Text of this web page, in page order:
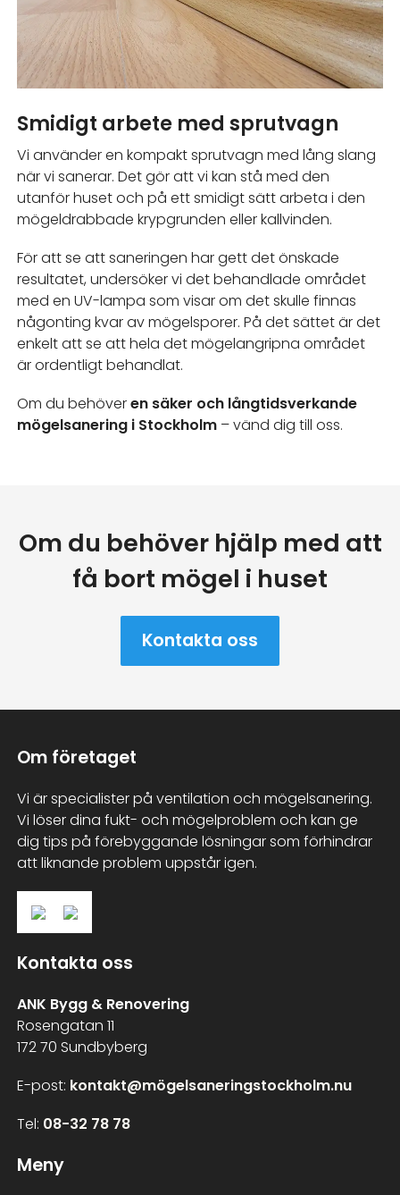
Smidigt arbete med sprutvagn
Vi använder en kompakt sprutvagn med lång slang
när vi sanerar. Det gör att vi kan stå med den
utanför huset och på ett smidigt sätt arbeta i den
mögeldrabbade krypgrunden eller kallvinden.
För att se att saneringen har gett det önskade
resultatet, undersöker vi det behandlade området
med en UV-lampa som visar om det skulle finnas
någonting kvar av mögelsporer. På det sättet är det
enkelt att se att hela det mögelangripna området
är ordentligt behandlat.
Om du behöveren säker och långtidsverkande
mögelsanering i Stockholm – vänd dig till oss.
Om du behöver hjälp med att
få bort mögel i huset
Kontakta oss
Om företaget
Vi är specialister på ventilation och mögelsanering.
Vi löser dina fukt- och mögelproblem och kan ge
dig tips på förebyggande lösningar som förhindrar
att liknande problem uppstår igen.
Kontakta oss
ANK Bygg & Renovering
Rosengatan 11
172 70 Sundbyberg
E-post: kontakt@mögelsaneringstockholm.nu
Tel: 08-32 78 78
Meny